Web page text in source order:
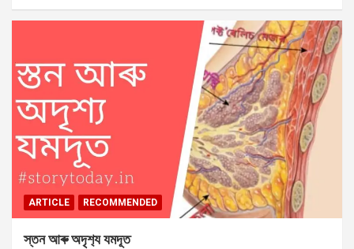
ARTICLE RECOMMENDED
স্তন আৰু অদৃশ‍্য যমদূত